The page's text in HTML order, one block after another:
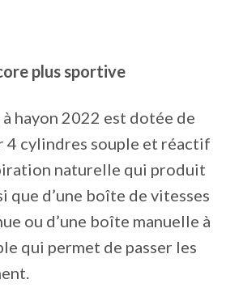
plus sportive
hayon 2022 est dotée de
4 cylindres souple et réactif
naturelle qui produit
que d’une boîte de vitesses
ou d’une boîte manuelle à
qui permet de passer les